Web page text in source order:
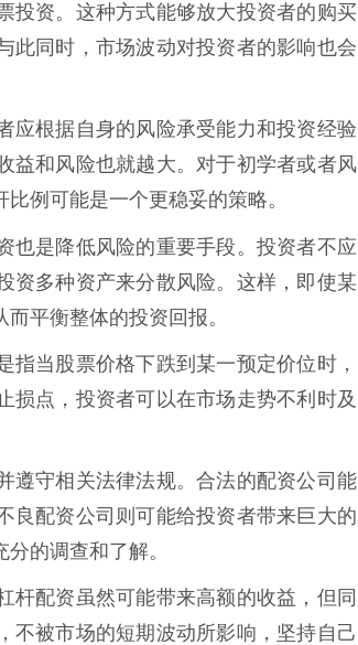
投资。这种方式能够放大投资者的购买
此同时，市场波动对投资者的影响也会
应根据自身的风险承受能力和投资经验
益和风险也就越大。对于初学者或者风
例可能是一个更稳妥的策略。
也是降低风险的重要手段。投资者不应
资多种资产来分散风险。这样，即使某
平衡整体的投资回报。
当股票价格下跌到某一预定价位时，
损点，投资者可以在市场走势不利时及
遵守相关法律法规。合法的配资公司能
良配资公司则可能给投资者带来巨大的
的调查和了解。
杆配资虽然可能带来高额的收益，但同
不被市场的短期波动所影响，坚持自己